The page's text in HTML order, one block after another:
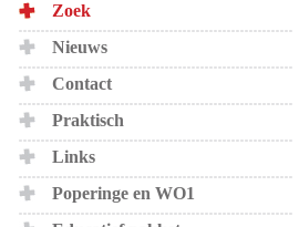
Zoek
Nieuws
Contact
Praktisch
Links
Poperinge en WO1